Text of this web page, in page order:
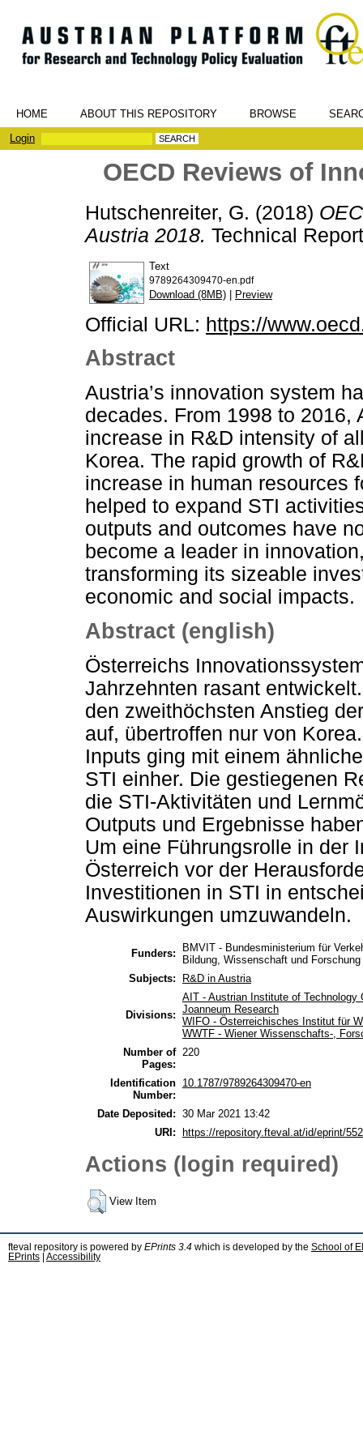
HOME ABOUT THIS REPOSITORY BROWSE
Login
OECD Reviews of
Hutschenreiter, G. (2018)
Austria 2018. Technical
Text
9789264309470-en.pdf
Download (8MB) | Preview
Official URL: https://
Abstract
Austria’s innovation system
decades. From 1998 to 2016,
increase in R&D intensity of
Korea. The rapid growth of
increase in human resources
helped to expand STI
outputs and outcomes have
become a leader in
transforming its sizeable
economic and social impacts.
Abstract (english)
Österreichs
Jahrzehnten rasant
den zweithöchsten Anstieg
auf, übertroffen nur von
Inputs ging mit einem
STI einher. Die gestiegenen
die STI-Aktivitäten und
Outputs und Ergebnisse
Um eine Führungsrolle in der
Österreich vor der
Investitionen in STI in
Auswirkungen umzuwandeln.
Funders:
BMVIT - Bundesministerium für
Bildung, Wissenschaft und Forschung
Subjects:
R&D in Austria
Divisions:
AIT - Austrian Institute of Technology
Joanneum Research
WIFO - Österreichisches Institut für
WWTF - Wiener Wissenschafts-,
Number of
Pages:
220
Identification
Number:
10.1787/9789264309470-en
Date Deposited: 30 Mar 2021 13:42
URI: https://repository.fteval.at/id/eprint/552
Actions (login required)
View Item
fteval repository is powered by EPrints 3.4 which is developed by the School of
EPrints
Accessibility